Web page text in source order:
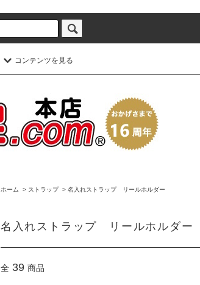
コンテンツを見る
ホーム > ストラップ > 名入れストラップ リールホルダー
名入れストラップ リールホルダー
全 39 商品